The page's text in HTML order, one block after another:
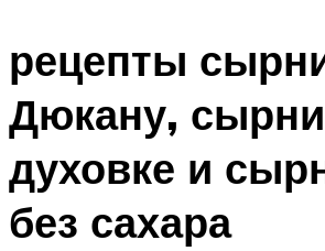
рецепты
Дюкану,
духовке и
без сахара